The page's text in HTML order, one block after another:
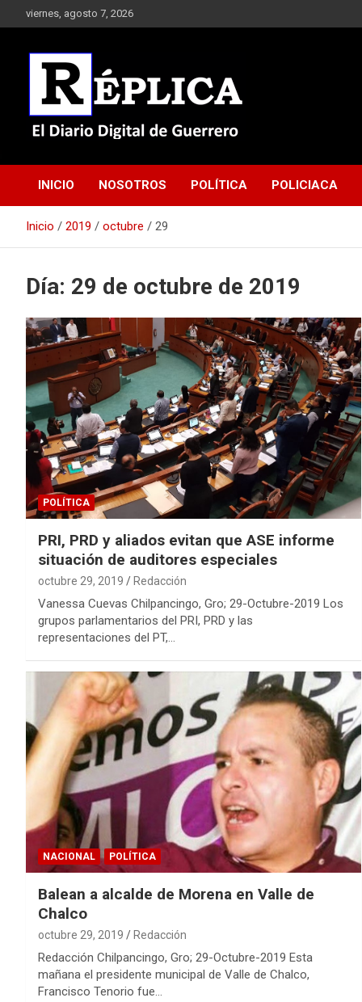
al
viernes, agosto 7, 2026
Réplica
INICIO NOSOTROS POLÍTICA POLICIACA
Inicio 2019 octubre 29
Día: 29 de octubre de 2019
POLÍTICA
PRI, PRD y aliados evitan que ASE informe
situación de auditores especiales
octubre 29, 2019 Redacción
Vanessa Cuevas Chilpancingo, Gro; 29-Octubre-2019 Los
grupos parlamentarios del PRI, PRD y las
representaciones del PT,…
NACIONAL POLÍTICA
Balean a alcalde de Morena en Valle de
Chalco
octubre 29, 2019 Redacción
Redacción Chilpancingo, Gro; 29-Octubre-2019 Esta
mañana el presidente municipal de Valle de Chalco,
Francisco Tenorio fue…